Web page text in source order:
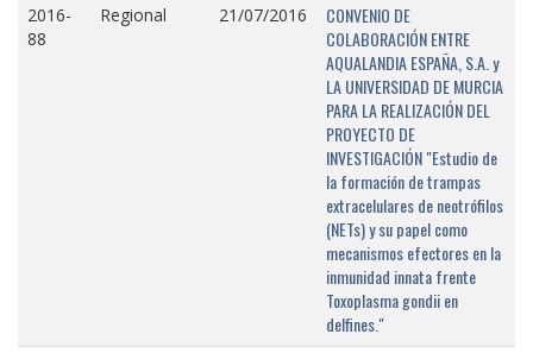
2016-
88
Regional 21/07/2016
CONVENIO DE
COLABORACIÓN ENTRE
AQUALANDIA ESPAÑA, S.A. y
LA UNIVERSIDAD DE MURCIA
PARA LA REALIZACIÓN DEL
PROYECTO DE
INVESTIGACIÓN "Estudio de
la formación de trampas
extracelulares de neotrófilos
(NETs) y su papel como
mecanismos efectores en la
inmunidad innata frente
Toxoplasma gondii en
delfines."